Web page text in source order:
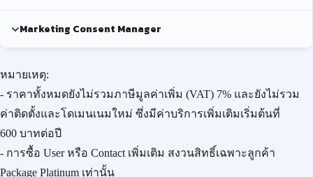
Marketing Consent Manager
หมายเหตุ:
- ราคาทั้งหมดยังไม่รวมภาษีมูลค่าเพิ่ม (VAT) 7% และยังไม่รวม
ค่าติดตั้งและโดเมนเนมใหม่ ซึ่งมีค่าบริการเพิ่มเติมเริ่มต้นที่
600 บาทต่อปี
- การซื้อ User หรือ Contact เพิ่มเติม สงวนสิทธิ์เฉพาะลูกค้า
Package Platinum เท่านั้น